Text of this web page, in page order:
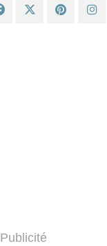
Publicité